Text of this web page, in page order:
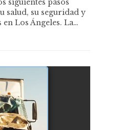
siguientes pasos
salud, su seguridad y
en Los Ángeles. La…